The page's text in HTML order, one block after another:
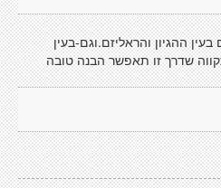
בעין ההגיון והראליזם.וגם-בעין
שדרך זו תאפשר הבנה טובה